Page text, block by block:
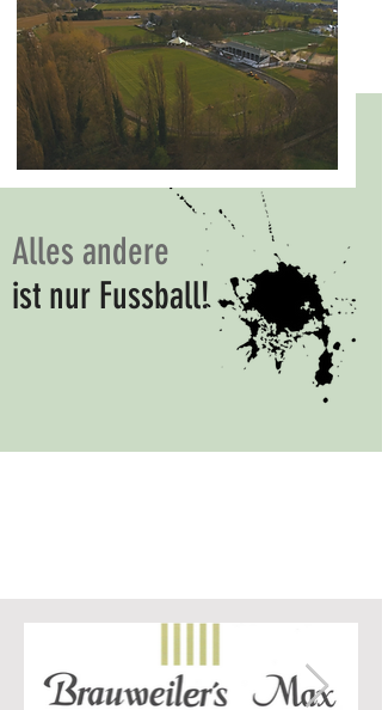
Alles andere
ist nur Fussball!